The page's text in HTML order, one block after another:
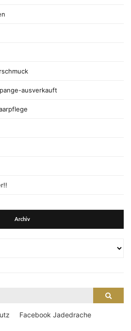
ausverkauft
Archiv
Facebook Jadedrache